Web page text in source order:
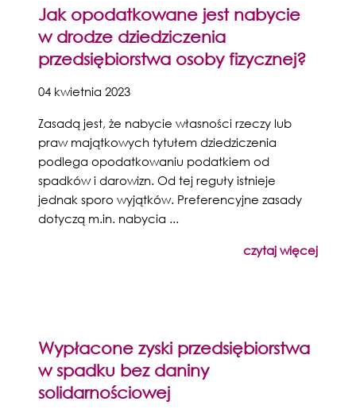
Jak opodatkowane jest nabycie
w drodze dziedziczenia
przedsiębiorstwa osoby fizycznej?
04 kwietnia 2023
Zasadą jest, że nabycie własności rzeczy lub
praw majątkowych tytułem dziedziczenia
podlega opodatkowaniu podatkiem od
spadków i darowizn. Od tej reguły istnieje
jednak sporo wyjątków. Preferencyjne zasady
dotyczą m.in. nabycia ...
czytaj więcej
Wypłacone zyski przedsiębiorstwa
w spadku bez daniny
solidarnościowej